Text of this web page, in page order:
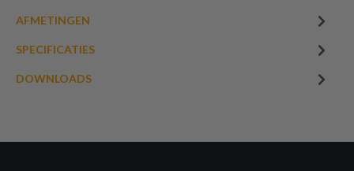
AFMETINGEN
SPECIFICATIES
DOWNLOADS